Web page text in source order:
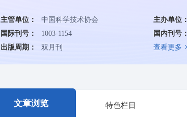
主管单位： 中国科学技术协会 主办单位：
国际刊号：
1003-1154 国内刊号：
出版周期：
双月刊 查看更多
文章浏览 特色栏目